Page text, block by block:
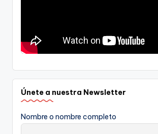
Únete a nuestra Newsletter
Nombre o nombre completo